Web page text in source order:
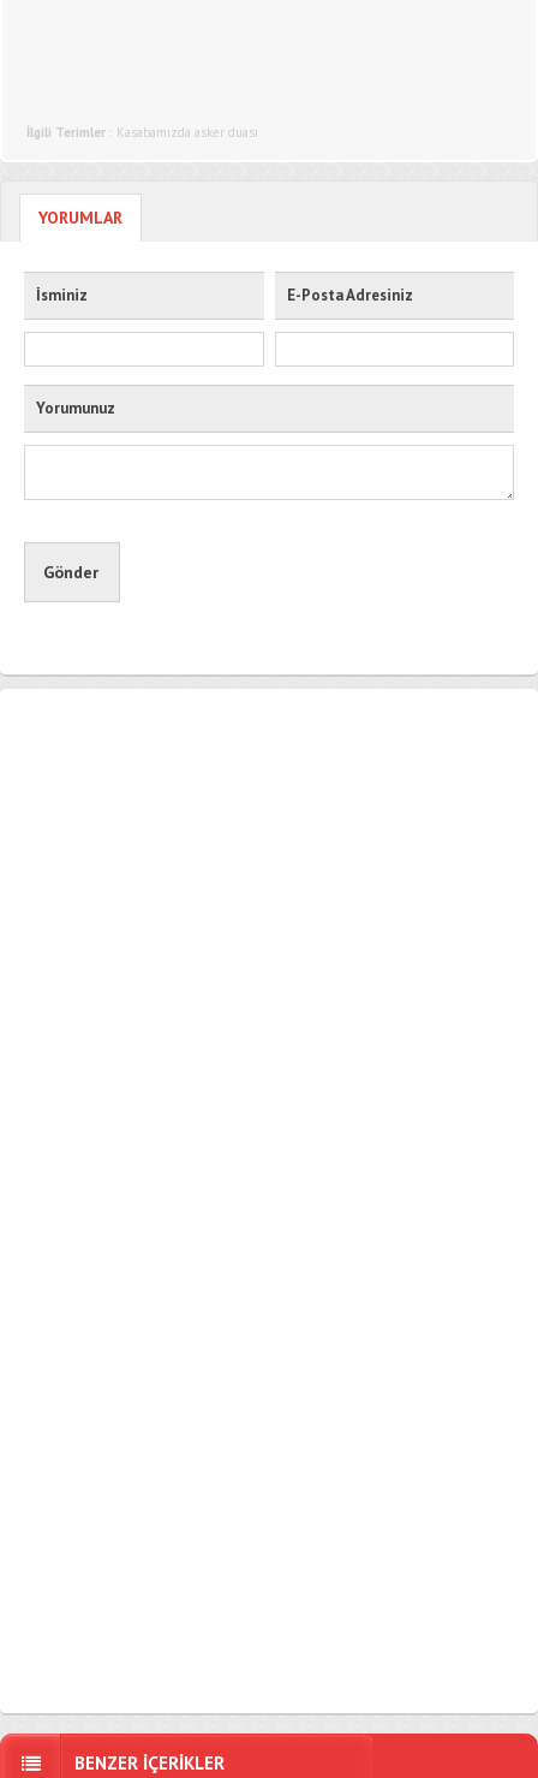
İlgili Terimler : Kasabamızda asker duası
YORUMLAR
İsminiz E-Posta Adresiniz
Yorumunuz
BENZER İÇERİKLER